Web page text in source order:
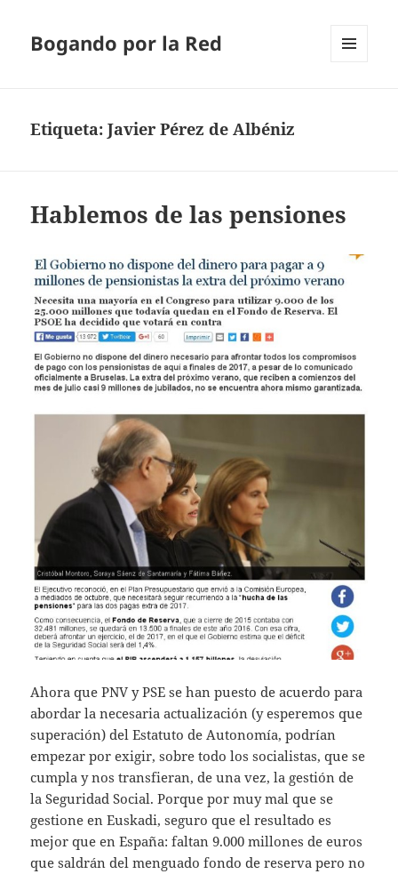
Bogando por la Red
Etiqueta:Javier Pérez de Albéniz
Hablemos de las pensiones
Ahora que PNV y PSE se han puesto de acuerdo para
abordar la necesaria actualización (y esperemos que
superación) del Estatuto de Autonomía, podrían
empezar por exigir, sobre todo los socialistas, que se
cumpla y nos transfieran, de una vez, la gestión de
la Seguridad Social. Porque por muy mal que se
gestione en Euskadi, seguro que el resultado es
mejor que en España: faltan 9.000 millones de euros
que saldrán del menguado fondo de reserva pero no